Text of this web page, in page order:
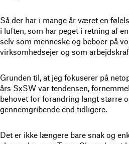
Så der har i mange år været en
i luften, som har peget i retning af
selv som menneske og beboer på
virksomhedsejer og som
Grunden til, at jeg fokuserer på
års SxSW var tendensen,
behovet for forandring langt større
gennemgribende end tidligere.
Det er ikke længere bare snak og